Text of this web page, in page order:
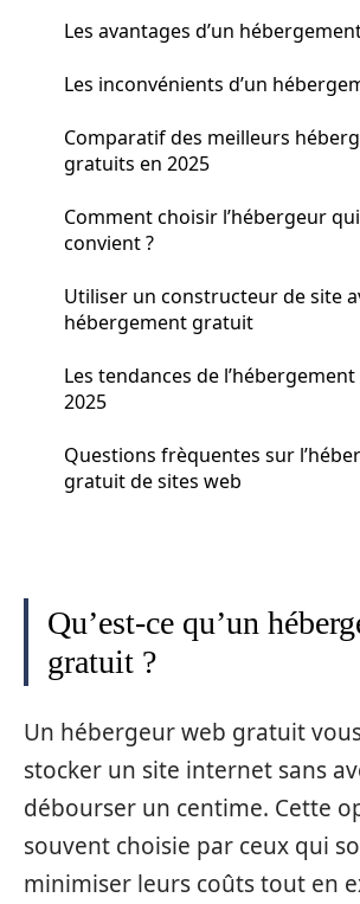
Les avantages d’un
Les inconvénients d’un
Comparatif des meilleurs
gratuits en 2025
Comment choisir l’hébergeur
convient ?
Utiliser un constructeur de site
hébergement gratuit
Les tendances de
2025
Questions frèquentes sur
gratuit de sites web
Qu’est-ce qu’un
gratuit ?
Un hébergeur web gratuit
stocker un site internet sans
débourser un centime. Cette
souvent choisie par ceux qui
minimiser leurs coûts tout en